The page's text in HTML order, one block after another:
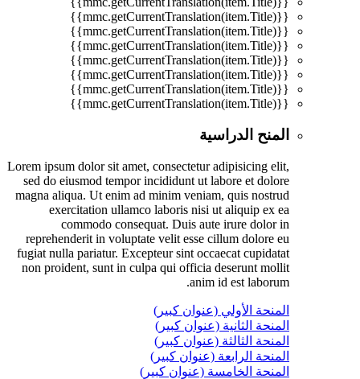
{{mmc.getCurrentTranslation(item.Title)}}
{{mmc.getCurrentTranslation(item.Title)}}
{{mmc.getCurrentTranslation(item.Title)}}
{{mmc.getCurrentTranslation(item.Title)}}
{{mmc.getCurrentTranslation(item.Title)}}
{{mmc.getCurrentTranslation(item.Title)}}
{{mmc.getCurrentTranslation(item.Title)}}
المنح الدراسية
Lorem ipsum dolor sit amet, consectetur adipisicing elit,
sed do eiusmod tempor incididunt ut labore et dolore
magna aliqua. Ut enim ad minim veniam, quis nostrud
exercitation ullamco laboris nisi ut aliquip ex ea
commodo consequat. Duis aute irure dolor in
reprehenderit in voluptate velit esse cillum dolore eu
fugiat nulla pariatur. Excepteur sint occaecat cupidatat
non proident, sunt in culpa qui officia deserunt mollit
anim id est laborum.
المنحة الأولي (عنوان كبير)
المنحة الثانية (عنوان كبير)
المنحة الثالثة (عنوان كبير)
المنحة الرابعة (عنوان كبير)
المنحة الخامسة (عنوان كبير)